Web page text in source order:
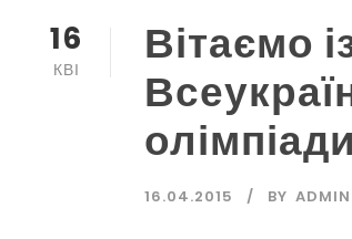
16
КВІ
Вітаємо
16.04.2015 BY ADMIN